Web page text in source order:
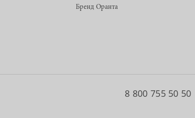
Бренд Оранта
8 800 755 50 50